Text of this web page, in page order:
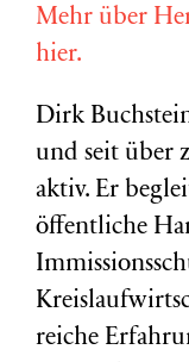
Mehr über
hier.
Dirk
und seit über
aktiv. Er
öffentliche
reiche